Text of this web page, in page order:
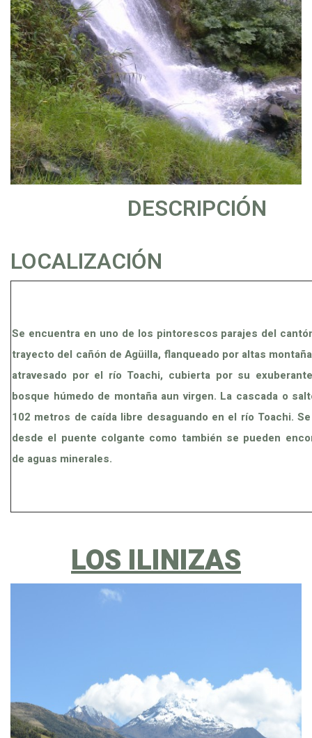
DESCRIPCIÓN
LOCALIZACIÓN
Se encuentra en uno de los pintorescos parajes del
trayecto del cañón de Agüilla, flanqueado por altas
atravesado por el río Toachi, cubierta por su
bosque húmedo de montaña aun virgen. La cascada o
102 metros de caída libre desaguando en el río Toachi.
desde el puente colgante como también se pueden
de aguas minerales.
LOS ILINIZAS